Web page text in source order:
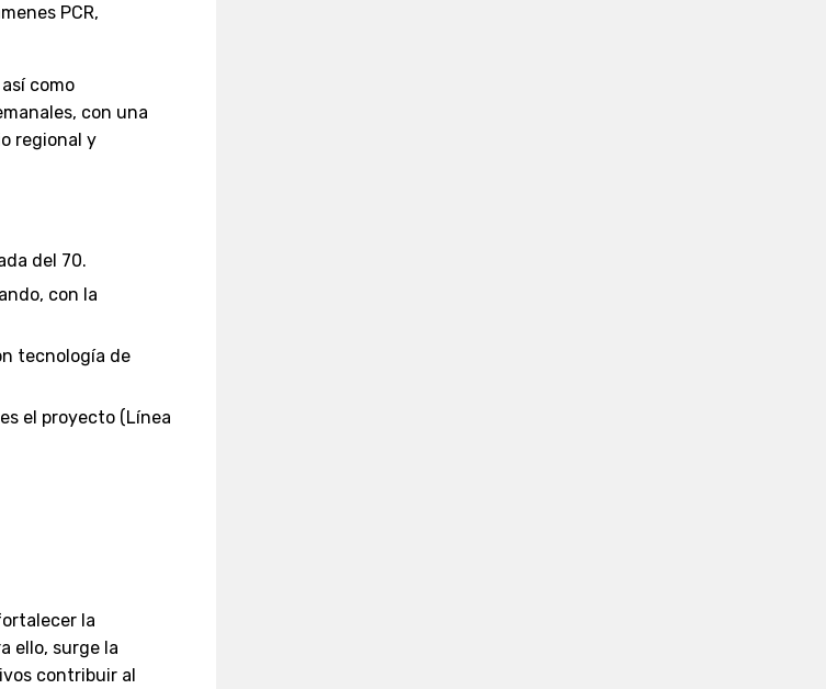
PCR,
como
con una
regional y
del 70.
con la
tecnología de
el proyecto (Línea
la
ello, surge la
contribuir al